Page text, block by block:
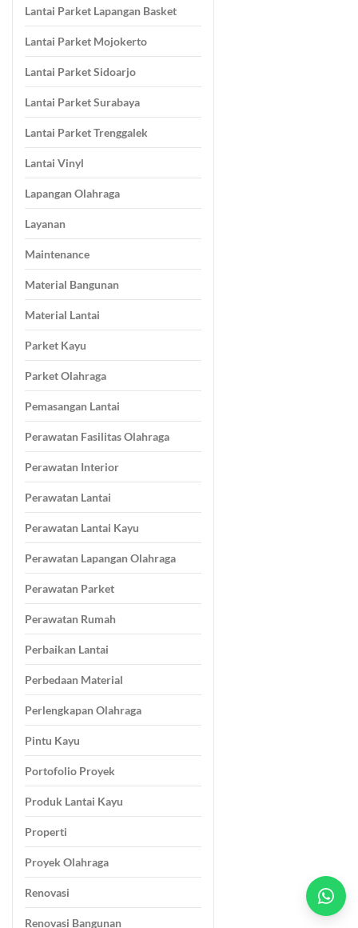
Lantai Parket Lapangan Basket
Lantai Parket Mojokerto
Lantai Parket Sidoarjo
Lantai Parket Surabaya
Lantai Parket Trenggalek
Lantai Vinyl
Lapangan Olahraga
Layanan
Maintenance
Material Bangunan
Material Lantai
Parket Kayu
Parket Olahraga
Pemasangan Lantai
Perawatan Fasilitas Olahraga
Perawatan Interior
Perawatan Lantai
Perawatan Lantai Kayu
Perawatan Lapangan Olahraga
Perawatan Parket
Perawatan Rumah
Perbaikan Lantai
Perbedaan Material
Perlengkapan Olahraga
Pintu Kayu
Portofolio Proyek
Produk Lantai Kayu
Properti
Proyek Olahraga
Renovasi
Renovasi Bangunan